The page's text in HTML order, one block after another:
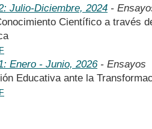
Julio-Diciembre, 2024 -
Científico a través
Enero - Junio, 2026- Ensayos
Educativa ante la